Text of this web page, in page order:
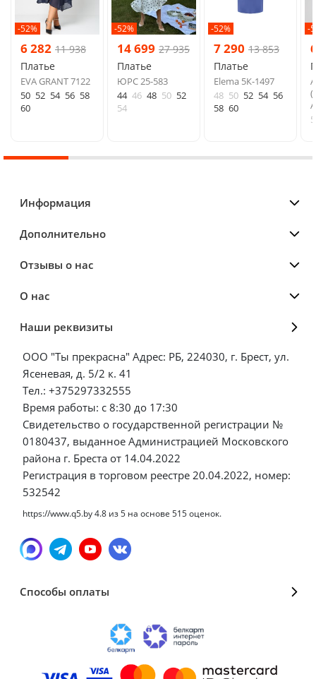
-52%
6 282 11 938
Платье
EVA GRANT 7122
50 52 54 56 58
60
-52%
14 699 27 935
Платье
ЮРС 25-583
44 46 48 50 52
54
-52%
7 290 13 853
Платье
Elema 5К-1497
48 50 52 54 56
58 60
-
Информация
Дополнительно
Отзывы о нас
О нас
Наши реквизиты
ООО "Ты прекрасна" Адрес: РБ, 224030, г. Брест, ул.
Ясеневая, д. 5/2 к. 41
Тел.: +375297332555
Время работы: с 8:30 до 17:30
Свидетельство о государственной регистрации №
0180437, выданное Администрацией Московского
района г. Бреста от 14.04.2022
Регистрация в торговом реестре 20.04.2022, номер:
532542
https://www.q5.by4.8 из5 на основе 515оценок.
Способы оплаты